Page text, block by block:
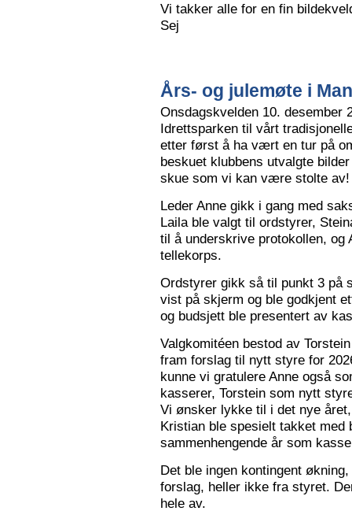
Vi takker alle for en fin
Sej
Års- og julemøte i
Onsdagskvelden 10. desember
Idrettsparken til vårt
etter først å ha vært en tur på
beskuet klubbens utvalgte
skue som vi kan være stolte av!
Leder Anne gikk i gang med
Laila ble valgt til ordstyrer,
til å underskrive protokollen, og
tellekorps.
Ordstyrer gikk så til punkt 3 på
vist på skjerm og ble godkjent
og budsjett ble presentert av
Valgkomitéen bestod av
fram forslag til nytt styre for
kunne vi gratulere Anne også
kasserer, Torstein som nytt
Vi ønsker lykke til i det nye
Kristian ble spesielt takket med
sammenhengende år som
Det ble ingen kontingent
forslag, heller ikke fra styret.
hele av.